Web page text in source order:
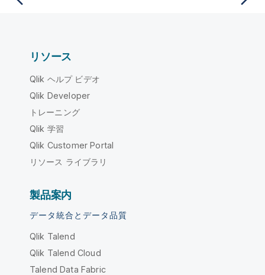
リソース
Qlik ヘルプ ビデオ
Qlik Developer
トレーニング
Qlik 学習
Qlik Customer Portal
リソース ライブラリ
製品案内
データ統合とデータ品質
Qlik Talend
Qlik Talend Cloud
Talend Data Fabric